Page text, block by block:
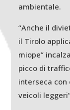
ambientale.
“Anche il
il Tirolo
miope”
picco di
interseca
veicoli